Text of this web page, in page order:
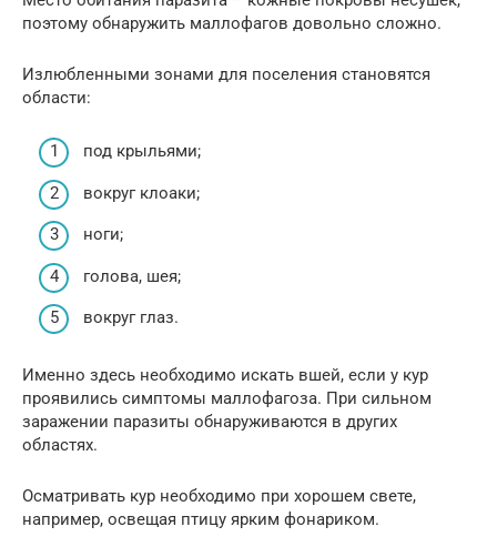
поэтому обнаружить маллофагов довольно сложно.
Излюбленными зонами для поселения становятся
области:
под крыльями;
вокруг клоаки;
ноги;
голова, шея;
вокруг глаз.
Именно здесь необходимо искать вшей, если у кур
проявились симптомы маллофагоза. При сильном
заражении паразиты обнаруживаются в других
областях.
Осматривать кур необходимо при хорошем свете,
например, освещая птицу ярким фонариком.